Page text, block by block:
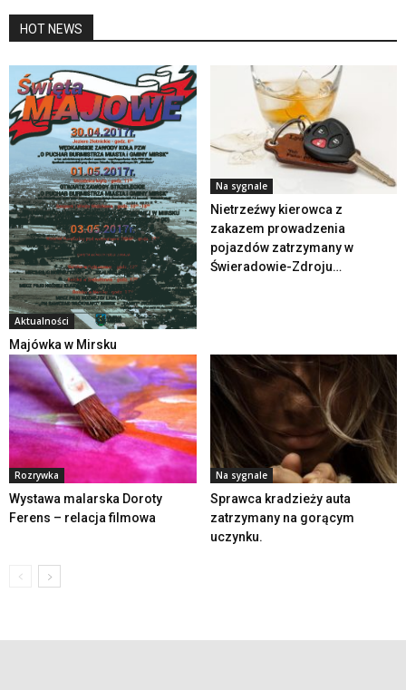
HOT NEWS
Aktualności
Majówka w Mirsku
Na sygnale
Nietrzeźwy kierowca z
zakazem prowadzenia
pojazdów zatrzymany w
Świeradowie-Zdroju…
Rozrywka
Wystawa malarska Doroty
Ferens – relacja filmowa
Na sygnale
Sprawca kradzieży auta
zatrzymany na gorącym
uczynku.